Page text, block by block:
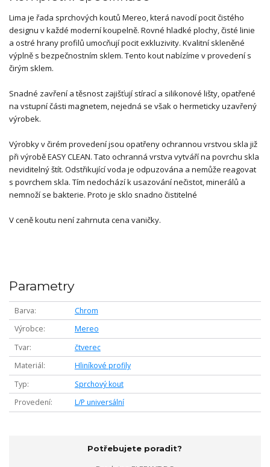
Lima je řada sprchových koutů Mereo, která navodí pocit čistého
designu v každé moderní koupelně. Rovné hladké plochy, čisté linie
a ostré hrany profilů umocňují pocit exkluzivity. Kvalitní skleněné
výplně s bezpečnostním sklem. Tento kout nabízíme v provedení s
čirým sklem.
Snadné zavření a těsnost zajišťují stírací a silikonové lišty, opatřené
na vstupní části magnetem, nejedná se však o hermeticky uzavřený
výrobek.
Výrobky v čirém provedení jsou opatřeny ochrannou vrstvou skla již
při výrobě EASY CLEAN. Tato ochranná vrstva vytváří na povrchu skla
neviditelný štít. Odstřikující voda je odpuzována a nemůže reagovat
s povrchem skla. Tím nedochází k usazování nečistot, minerálů a
nemnoží se bakterie. Proto je sklo snadno čistitelné
V ceně koutu není zahrnuta cena vaničky.
Parametry
Barva
Chrom
Výrobce
Mereo
Tvar
čtverec
Materiál
Hliníkové profily
Typ
Sprchový kout
Provedení
L/P universální
Potřebujete poradit?